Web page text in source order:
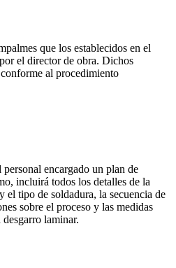
que los establecidos en el
el director de obra. Dichos
al procedimiento
encargado un plan de
incluirá todos los detalles de la
el tipo de soldadura, la secuencia de
sobre el proceso y las medidas
desgarro laminar.